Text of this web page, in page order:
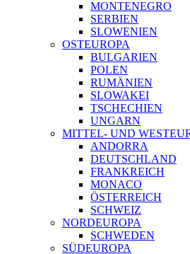
MONTENEGRO
SERBIEN
SLOWENIEN
OSTEUROPA
BULGARIEN
POLEN
RUMÄNIEN
SLOWAKEI
TSCHECHIEN
UNGARN
MITTEL- UND
ANDORRA
DEUTSCHLAND
FRANKREICH
MONACO
ÖSTERREICH
SCHWEIZ
NORDEUROPA
SCHWEDEN
SÜDEUROPA